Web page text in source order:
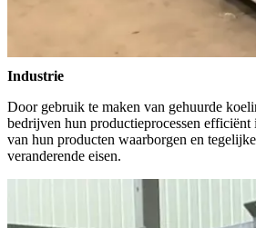
Industrie
Door gebruik te maken van gehuurde
bedrijven hun productieprocessen
van hun producten waarborgen en
veranderende eisen.